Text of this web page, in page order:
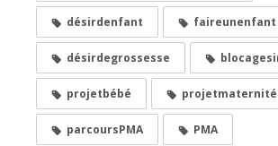
désirdenfant faireunenfant
désirdegrossesse
projetbébé projetmaternité
parcoursPMA PMA